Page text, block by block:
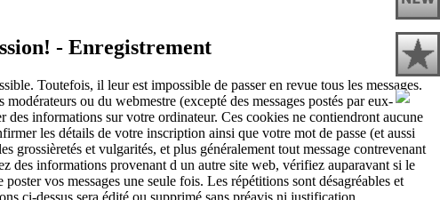
- Enregistrement
Toutefois, il leur est impossible de passer en revue tous les messages.
ou du webmestre (excepté des messages postés par eux-
des informations sur votre ordinateur. Ces cookies ne contiendront aucune
les détails de votre inscription ainsi que votre mot de passe (et aussi
grossièretés et vulgarités, et plus généralement tout message contrevenant
des informations provenant d un autre site web, vérifiez auparavant si le
vos messages une seule fois. Les répétitions sont désagréables et
ci-dessus sera édité ou supprimé sans préavis ni justification